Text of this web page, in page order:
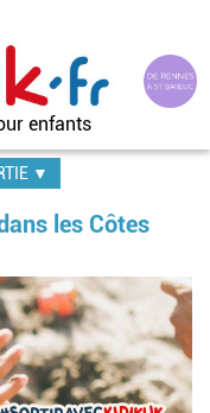
enfants
▼
les Côtes